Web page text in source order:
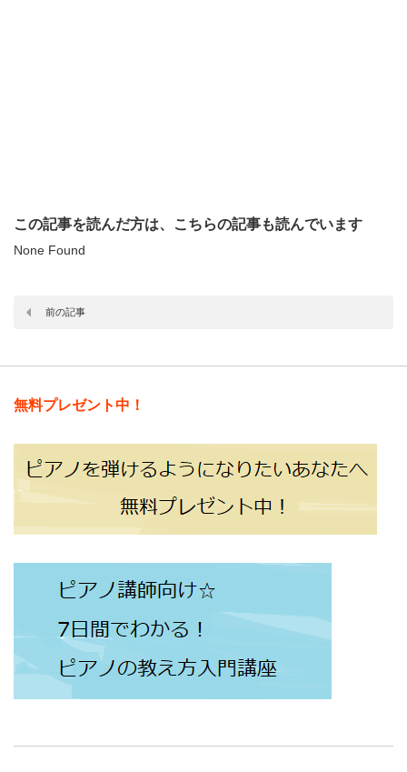
この記事を読んだ方は、こちらの記事も読んでいます
None Found
前の記事
無料プレゼント中！